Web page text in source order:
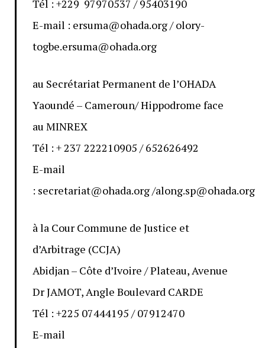
Tél : +229 97970537 / 95403190
E-mail : ersuma@ohada.org / olory-
togbe.ersuma@ohada.org
au Secrétariat Permanent de l’OHADA
Yaoundé – Cameroun/ Hippodrome face
au MINREX
Tél : + 237 222210905 / 652626492
E-mail
: secretariat@ohada.org /along.sp@ohada.org
à la Cour Commune de Justice et
d’Arbitrage (CCJA)
Abidjan – Côte d’Ivoire / Plateau, Avenue
Dr JAMOT, Angle Boulevard CARDE
Tél : +225 07444195 / 07912470
E-mail